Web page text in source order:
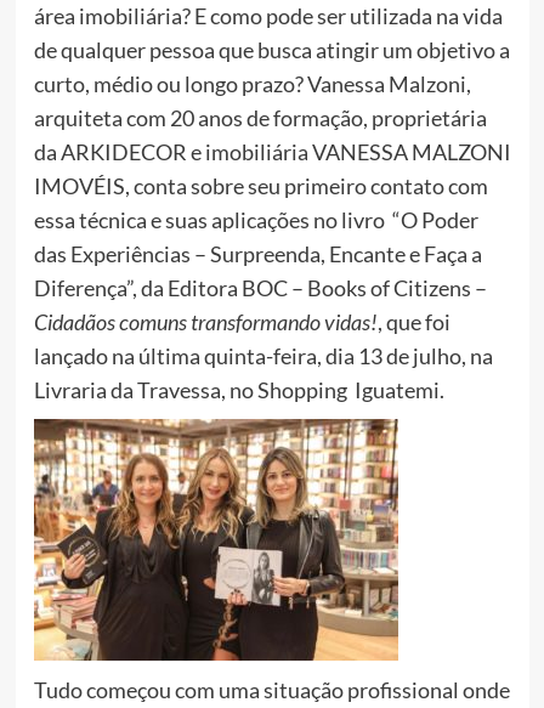
área imobiliária? E como pode ser utilizada na vida
de qualquer pessoa que busca atingir um objetivo a
curto, médio ou longo prazo? Vanessa Malzoni,
arquiteta com 20 anos de formação, proprietária
da ARKIDECOR e imobiliária VANESSA MALZONI
IMOVÉIS, conta sobre seu primeiro contato com
essa técnica e suas aplicações no livro “O Poder
das Experiências – Surpreenda, Encante e Faça a
Diferença”, da Editora BOC – Books of Citizens –
Cidadãos comuns transformando vidas!, que foi
lançado na última quinta-feira, dia 13 de julho, na
Livraria da Travessa, no Shopping Iguatemi.
Tudo começou com uma situação profissional onde